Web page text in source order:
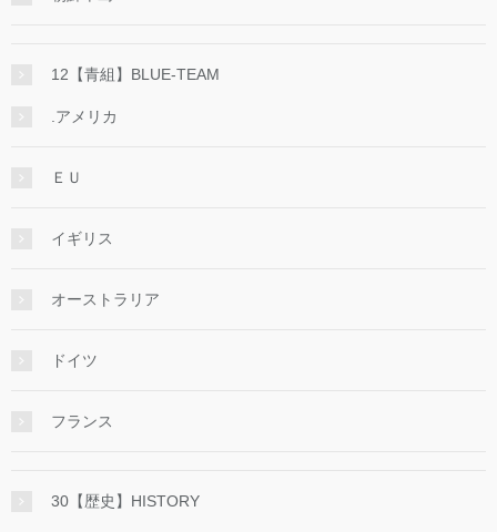
12【青組】BLUE-TEAM
.アメリカ
ＥＵ
イギリス
オーストラリア
ドイツ
フランス
30【歴史】HISTORY